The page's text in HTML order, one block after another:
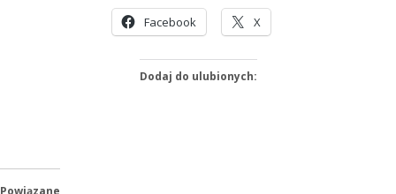
Facebook X
Dodaj do ulubionych:
Powiązane